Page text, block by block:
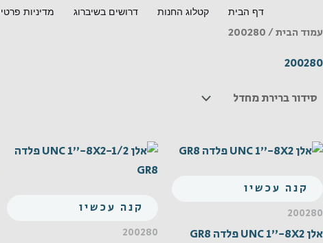
לתוכן
דף הבית קטלוג החנות דרושים בשיברוג מדיניות
עמוד הבית/ 200280
200280
קנה עכשיו
200280
אלן UNC 1"-8X2 פלדה GR8
קנה עכשיו
200280